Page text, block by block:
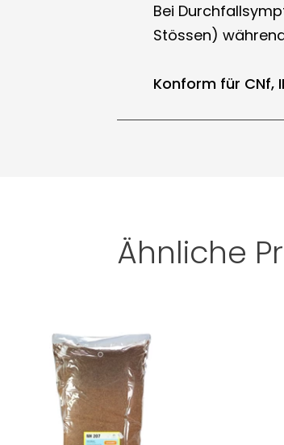
Bei
Stössen)
Konform für CNf,
Ähnliche